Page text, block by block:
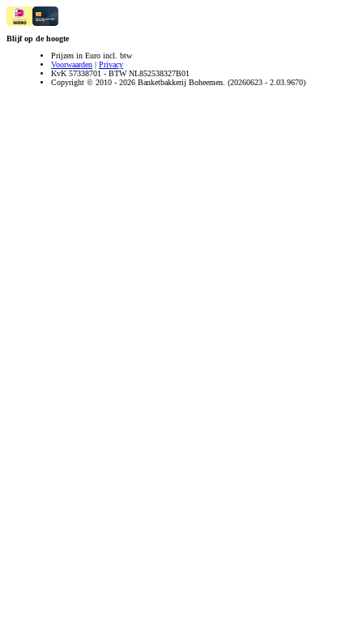
Blijf op de hoogte
Prijzen in Euro incl. btw
Voorwaarden | Privacy
KvK 57338701 - BTW NL852538327B01
Copyright © 2010 - 2026 Banketbakkerij Boheemen. (20260623 - 2.03.9670)